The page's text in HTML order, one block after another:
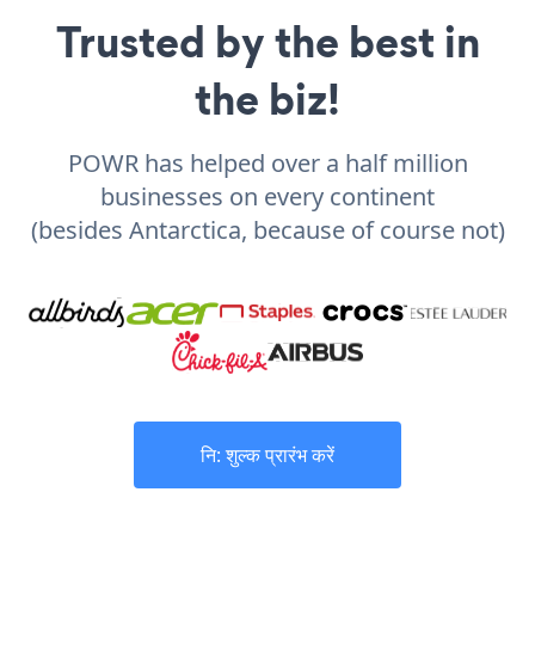
Trusted by the best in
the biz!
POWR has helped over a half million
businesses on every continent
(besides Antarctica, because of course not)
नि: शुल्क प्रारंभ करें